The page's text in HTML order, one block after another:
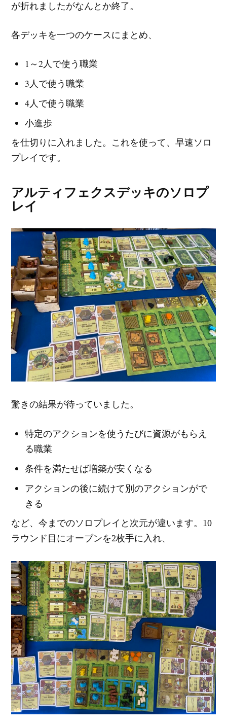
が折れましたがなんとか終了。
各デッキを一つのケースにまとめ、
1～2人で使う職業
3人で使う職業
4人で使う職業
小進歩
を仕切りに入れました。これを使って、早速ソロ
プレイです。
アルティフェクスデッキのソロプ
レイ
驚きの結果が待っていました。
特定のアクションを使うたびに資源がもらえ
る職業
条件を満たせば増築が安くなる
アクションの後に続けて別のアクションがで
きる
など、今までのソロプレイと次元が違います。10
ラウンド目にオーブンを2枚手に入れ、